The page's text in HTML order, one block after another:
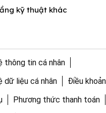
kỹ thuật khác
thông tin cá nhân
dữ liệu cá nhân
Điều
Phương thức thanh toán